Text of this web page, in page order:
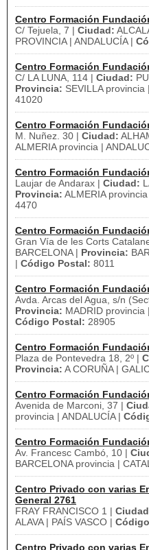
Centro Formación
C/ Tejuela, 7 | Ciudad:
PROVINCIA | ANDALUCÍA |
Centro Formación
C/ LA LUNA, 114 | Ciudad:
Provincia: SEVILLA provincia
41020
Centro Formación
M. Nuñez. 30 | Ciudad:
ALMERIA provincia |
Centro Formación
Laujar de Andarax | Ciudad:
Provincia: ALMERIA
4470
Centro Formación
Gran Vía de les Corts
BARCELONA | Provincia:
| Código Postal: 8011
Centro Formación
Avda. Arcas del Agua, s/n
Provincia: MADRID provincia
Código Postal: 28905
Centro Formación
Plaza de Pontevedra 18, 2º |
Provincia: A CORUÑA |
Centro Formación
Avenida de Marconi, 37 |
provincia | ANDALUCÍA |
Centro Formación
Av. Francesc Cambó, 10 |
BARCELONA provincia |
Centro Privado con varias
General 2761
FRAY FRANCISCO 1 |
ALAVA | PAÍS VASCO |
Centro Privado con varias